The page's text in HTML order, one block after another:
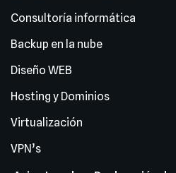
Consultoría informática
Backup en la nube
Diseño WEB
Hosting y Dominios
Virtualización
VPN’s